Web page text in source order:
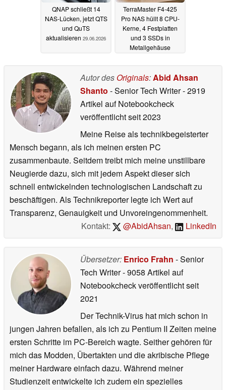
QNAP schließt 14
NAS-Lücken, jetzt QTS
und QuTS
aktualisieren 29.06.2026
TerraMaster F4-425
Pro NAS hüllt 8 CPU-
Kerne, 4 Festplatten
und 3 SSDs in
Metallgehäuse
Autor des Originals:Abid Ahsan
Shanto - Senior Tech Writer- 2919
Artikel auf Notebookcheck
veröffentlichtseit 2023
Meine Reise als technikbegeisterter
Mensch begann, als ich meinen ersten PC
zusammenbaute. Seitdem treibt mich meine unstillbare
Neugierde dazu, sich mit jedem Aspekt dieser sich
schnell entwickelnden technologischen Landschaft zu
beschäftigen. Als Technikreporter legte ich Wert auf
Transparenz, Genauigkeit und Unvoreingenommenheit.
Kontakt:
@AbidAhsan, LinkedIn
Übersetzer: Enrico Frahn - Senior
Tech Writer- 9058 Artikel auf
Notebookcheck veröffentlichtseit
2021
Der Technik-Virus hat mich schon in
jungen Jahren befallen, als ich zu Pentium II Zeiten meine
ersten Schritte im PC-Bereich wagte. Seither gehören für
mich das Modden, Übertakten und die akribische Pflege
meiner Hardware einfach dazu. Während meiner
Studienzeit entwickelte ich zudem ein spezielles